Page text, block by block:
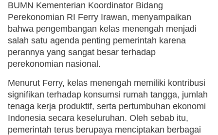
BUMN Kementerian Koordinator Bidang
Perekonomian RI Ferry Irawan, menyampaikan
bahwa pengembangan kelas menengah menjadi
salah satu agenda penting pemerintah karena
perannya yang sangat besar terhadap
perekonomian nasional.
Menurut Ferry, kelas menengah memiliki kontribusi
signifikan terhadap konsumsi rumah tangga, jumlah
tenaga kerja produktif, serta pertumbuhan ekonomi
Indonesia secara keseluruhan. Oleh sebab itu,
pemerintah terus berupaya menciptakan berbagai